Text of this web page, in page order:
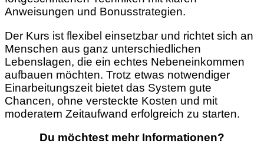
Anweisungen und Bonusstrategien.
Der Kurs ist flexibel einsetzbar und richtet sich an
Menschen aus ganz unterschiedlichen
Lebenslagen, die ein echtes Nebeneinkommen
aufbauen möchten. Trotz etwas notwendiger
Einarbeitungszeit bietet das System gute
Chancen, ohne versteckte Kosten und mit
moderatem Zeitaufwand erfolgreich zu starten.
Du möchtest mehr Informationen?